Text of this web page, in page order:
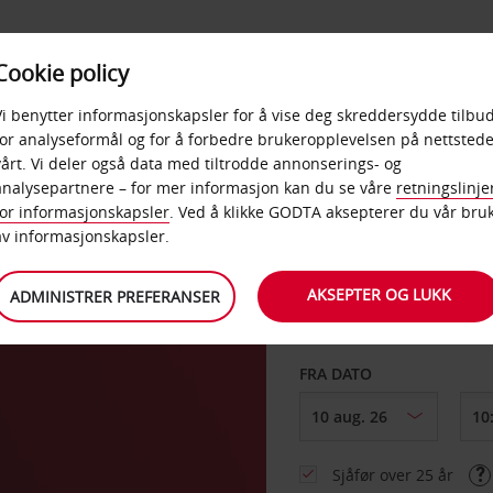
PRODUKTER
HENT FRA
Velg et annet
FRA DATO
Sjåfør over 25 år
policy
benytter informasjonskapsler for å vise deg skreddersydde
analyseformål og for å forbedre brukeropplevelsen på
Vi deler også data med tiltrodde annonserings- og
– for mer informasjon kan du se våre
informasjonskapsler. Ved å klikke GODTA aksepterer du vår
informasjonskapsler.
ADMINISTRER PREFERANSER AKSEPTER OG LUKK